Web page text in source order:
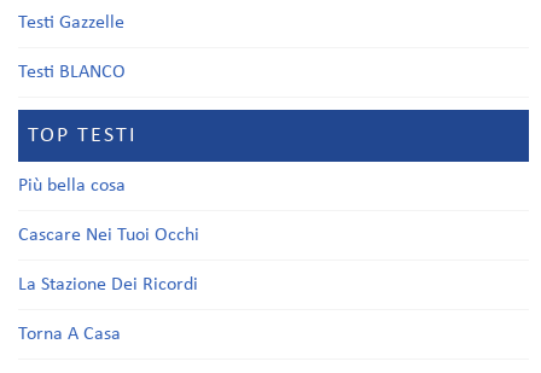
Testi Gazzelle
Testi BLANCO
TOP TESTI
Più bella cosa
Cascare Nei Tuoi Occhi
La Stazione Dei Ricordi
Torna A Casa